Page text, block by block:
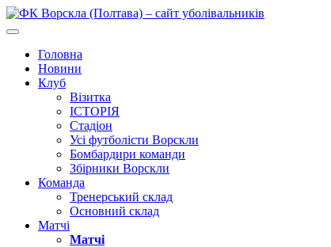
Головна
Новини
Клуб
Візитка
ІСТОРІЯ
Стадіон
Усі футболісти Ворскли
Бомбардири команди
Збірники Ворскли
Команда
Тренерський склад
Основний склад
Матчі
Матчі